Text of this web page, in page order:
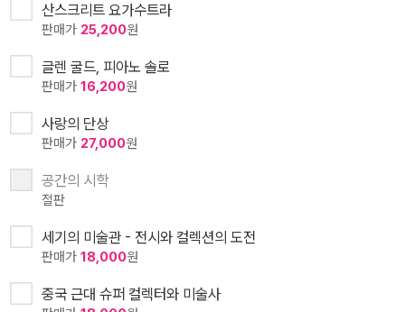
산스크리트 요가수트라
판매가 25,200원
글렌 굴드, 피아노 솔로
판매가 16,200원
사랑의 단상
판매가 27,000원
공간의 시학
절판
세기의 미술관 - 전시와 컬렉션의 도전
판매가 18,000원
중국 근대 슈퍼 컬렉터와 미술사